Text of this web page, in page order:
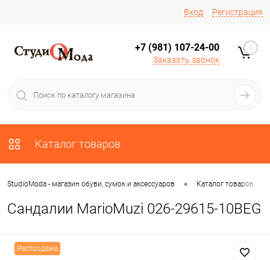
Вход Регистрация
+7 (981) 107-24-00
Заказать звонок
0
Каталог товаров
StudioModa - магазин обуви, сумок и аксессуаров • Каталог товаров
Сандалии MarioMuzi 026-29615-10BEG
Распродажа